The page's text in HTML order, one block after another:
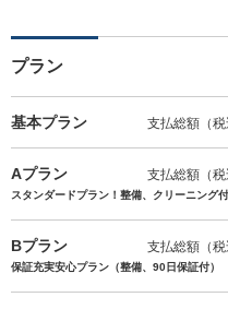
プラン
基本プラン 支払総額（
Aプラン 支払総額（
スタンダードプラン！整備、クリーニング付
Bプラン 支払総額（
保証充実安心プラン（整備、90日保証付）